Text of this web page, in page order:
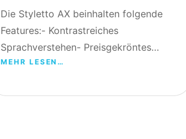
Die Styletto AX beinhalten folgende
Features:- Kontrastreiches
Sprachverstehen- Preisgekröntes…
MEHR LESEN…